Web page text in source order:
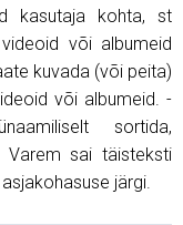
kasutaja kohta, st
või albumeid
kuvada (või peita)
või albumeid. -
sortida,
sai täisteksti
järgi.